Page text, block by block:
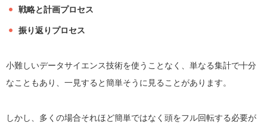
戦略と計画プロセス
振り返りプロセス
小難しいデータサイエンス技術を使うことなく、単なる集計で十分
なこともあり、一見すると簡単そうに見ることがあります。
しかし、多くの場合それほど簡単ではなく頭をフル回転する必要が